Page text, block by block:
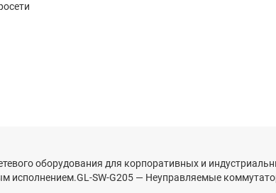
оборудования для корпоративных и
SW-G205 — Неуправляемые